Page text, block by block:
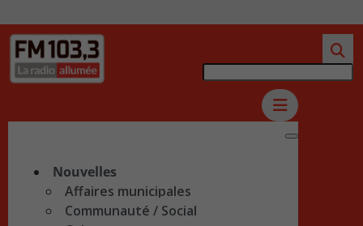
Nouvelles
Affaires municipales
Communauté / Social